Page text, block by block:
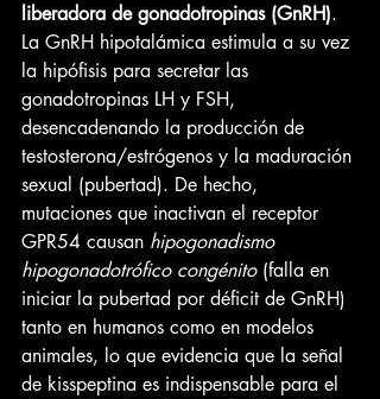
liberadora de gonadotropinas (GnRH).
La GnRH hipotalámica estimula a su vez
la hipófisis para secretar las
gonadotropinas LH y FSH,
desencadenando la producción de
testosterona/estrógenos y la maduración
sexual (pubertad). De hecho,
mutaciones que inactivan el receptor
GPR54 causan hipogonadismo
hipogonadotrófico congénito (falla en
iniciar la pubertad por déficit de GnRH)
tanto en humanos como en modelos
animales, lo que evidencia que la señal
de kisspeptina es indispensable para el